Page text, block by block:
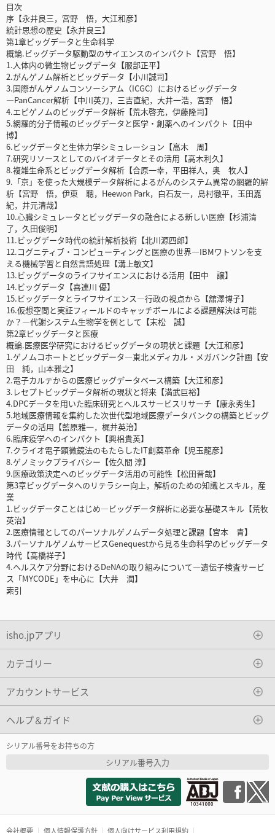
目次
序【永井良三，宮野 悟，大江和彦】
統計思想の歴史【永井良三】
第1章ビッグデータと生命科学
概論.ビッグデータ駆動型のサイエンスのインパクト【宮野 悟】
1.人体内の微生物ビッグデータ【服部正平】
2.がんゲノム解析とビッグデータ【小川誠司】
3.国際がんゲノムコンソーシアム（ICGC）におけるビッグデータ
―PanCancer解析【中川英刀，三吉直紀，大井一浩，宮野 悟】
4.エピゲノムのビッグデータ解析【荒木啓充，伊藤隆司】
5.網羅的分子情報のビッグデータと医学・創薬へのインパクト【田中
博】
6.ビッグデータと生体力学シミュレーション【高木 周】
7.研究リソースとしてのバイオデータとその活用【高木利久】
8.複雑生命系とビッグデータ解析【合原一幸，平田祥人，奥 牧人】
9.「京」を使った大規模データ解析によるがんのシステム異常の網羅的解
析【宮野 悟，伊東 聰，Heewon Park，白石友一，島村徹平，玉田嘉
紀，井元清哉】
10.心臓シミュレータとビッグデータの融合による新しい医療【杉浦清
了，久田俊明】
11.ビッグデータ時代の統計解析技術【北川源四郎】
12.コグニティブ・コンピューティングと医療の世界―IBMワトソンを支
える機械学習と自然言語処理【溝上敏文】
13.ビッグデータのライフサイエンスにおける活用【田中 譲】
14.ビッグデータ【喜連川 優】
15.ビッグデータとライフサイエンス―行政の視点から【舘澤博子】
16.仮想空間と実証フィールドのキャッチボールによる課題解決は可能
か？―代謝システム生物学を例として【末松 誠】
第2章ビッグデータと医療
概論.医療医学研究におけるビッグデータの現状と課題【大江和彦】
1.ゲノムコホートとビッグデータ―東北メディカル・メガバンク計画【安
田 純，山本雅之】
2.電子カルテからの医療ビッグデータベース構築【大江和彦】
3.レセプトビッグデータ解析の現状と将来【満武巨裕】
4.DPCデータを用いた臨床研究とヘルスサービスリサーチ【康永秀生】
5.地域医療情報を集約した次世代型地域医療データバンクの構築とビッグ
データの活用【藍原雅一，梶井英治】
6.臨床疫学へのインパクト【興梠貴英】
7.クライオ電子顕微鏡法のもたらしたIT創薬革命【児玉龍彦】
8.ゲノミックプライバシー【佐久間 淳】
9.医療政策決定へのビッグデータ活用の可能性【松田晋哉】
第3章ビッグデータへのリテラシー向上，解析のための知識とスキル，産
業
1.ビッグデータことはじめ―ビッグデータ解析に必要な基礎スキル【荒牧
英治】
2.医療情報としてのパーソナルゲノムデータ処理と課題【宮本 青】
3.パーソナルゲノムサービスGenequestから見る生命科学のビッグデータ
時代【高橋祥子】
4.ヘルスケア分野におけるDeNAの取り組みについて―遺伝子検査サービ
ス「MYCODE」を中心に【大井 潤】
索引
isho.jpアプリ
カテゴリー
アカウントサービス
ヘルプ＆ガイド
シリアル番号をお持ちの方
シリアル番号入力
会社概要 個人情報保護方針 個人向けサービス利用規約